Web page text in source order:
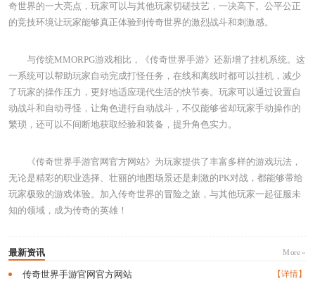
奇世界的一大亮点，玩家可以与其他玩家切磋技艺，一决高下。公平公正
的竞技环境让玩家能够真正体验到传奇世界的激烈战斗和刺激感。
与传统MMORPG游戏相比，《传奇世界手游》还新增了挂机系统。这
一系统可以帮助玩家自动完成打怪任务，在线和离线时都可以挂机，减少
了玩家的操作压力，更好地适应现代生活的快节奏。玩家可以通过设置自
动战斗和自动寻怪，让角色进行自动战斗，不仅能够省却玩家手动操作的
繁琐，还可以不间断地获取经验和装备，提升角色实力。
《传奇世界手游官网官方网站》为玩家提供了丰富多样的游戏玩法，
无论是精彩的职业选择、壮丽的地图场景还是刺激的PK对战，都能够带给
玩家极致的游戏体验。加入传奇世界的冒险之旅，与其他玩家一起征服未
知的领域，成为传奇的英雄！
最新资讯 More »
传奇世界手游官网官方网站 【详情】